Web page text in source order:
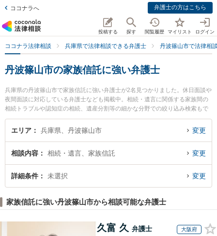
ココナラへ 弁護士の方はこちら
投稿する 探す 閲覧履歴 マイリスト ログイン
ココナラ法律相談 兵庫県で法律相談できる弁護士 丹波篠山市で法律相
丹波篠山市の家族信託に強い弁護士
兵庫県の丹波篠山市で家族信託に強い弁護士が2名見つかりました。休日面談や
夜間面談に対応している弁護士なども掲載中。相続・遺言に関係する家族間の
相続トラブルや認知症の相続、遺産分割等の細かな分野での絞り込み検索もで
き便利です。特に弁護士法人近畿フロンティア法律事務所 篠山オフィスの田渕
仁士弁護士や弁護士法人筧法律事務所 篠山支所の筧 宗憲弁護士のプロフィール
トラブル解決の実績豊富な近くの弁護士を検索したい』『初回相談無料で家族
信託を法律相談できる丹波篠山市内の弁護士に相談予約したい』などでお困り
の相談者さんにおすすめです。
エリア 兵庫県、丹波篠山市 変更
相談内容 相続・遺言、家族信託 変更
詳細条件 未選択 変更
家族信託に強い丹波篠山市から相談可能な弁護士
久富 久 弁護士 大阪府